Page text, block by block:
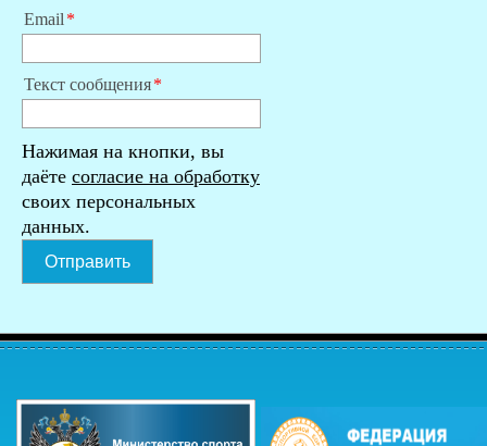
Email
Текст сообщения
Нажимая на кнопки, вы
даёте согласие на обработку
своих персональных
данных.
Отправить